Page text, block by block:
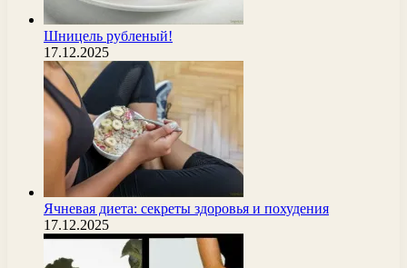
Шницель рубленый!
17.12.2025
Ячневая диета: секреты здоровья и похудения
17.12.2025